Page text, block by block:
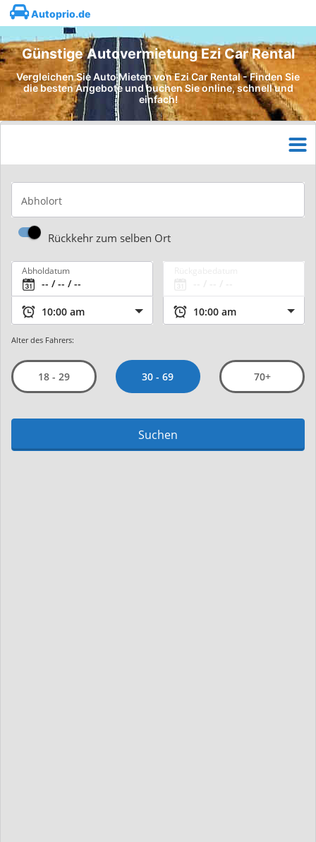
Autoprio.de
Günstige Autovermietung Ezi Car Rental
Vergleichen Sie Auto Mieten von Ezi Car Rental - Finden Sie
die besten Angebote und buchen Sie online, schnell und
einfach!
Abholort
Rückkehr zum selben Ort
Abholdatum
Alter des Fahrers:
18 - 29 30 - 69 70+
Suchen